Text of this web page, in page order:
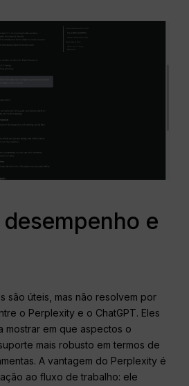
e
são úteis, mas não resolvem por
o Perplexity e o ChatGPT. Eles
mostrar em que aspectos o
mais robusto em termos de
A vantagem do Perplexity é
ao fluxo de trabalho: ele